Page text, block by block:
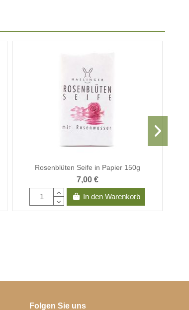
Rosenblüten Seife in Papier 150g
7,00 €
In den Warenkorb
Folgen Sie uns